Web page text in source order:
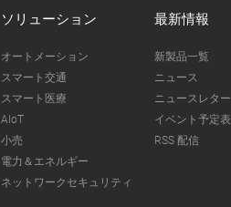
ソリューション
オートメーション
スマート交通
スマート医療
AIoT
小売
電力＆エネルギー
ネットワークセキュリティ
最新情報
新製品一覧
ニュース
ニュースレター
イベント予定表
RSS 配信